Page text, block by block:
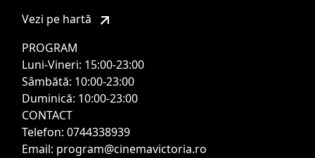
Vezi pe hartă
PROGRAM
Luni-Vineri: 15:00-23:00
Sâmbătă: 10:00-23:00
Duminică: 10:00-23:00
CONTACT
Telefon: 0744338939
Email: program@cinemavictoria.ro